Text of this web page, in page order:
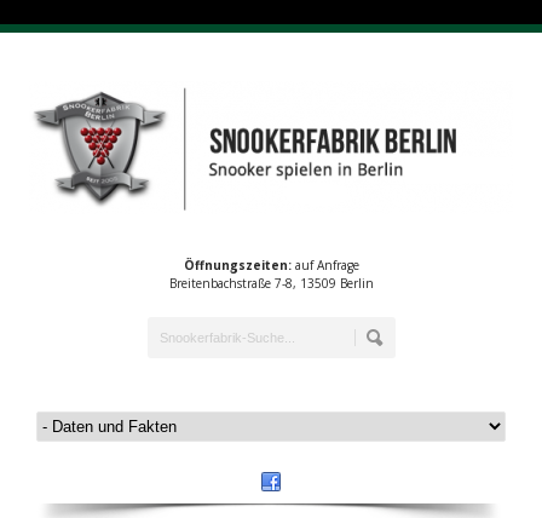
Öffnungszeiten:auf Anfrage
Breitenbachstraße 7-8, 13509 Berlin